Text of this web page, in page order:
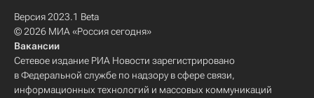
Версия 2023.1 Beta
© 2026 МИА «Россия сегодня»
Вакансии
Сетевое издание РИА Новости зарегистрировано
в Федеральной службе по надзору в сфере связи,
информационных технологий и массовых коммуникаций